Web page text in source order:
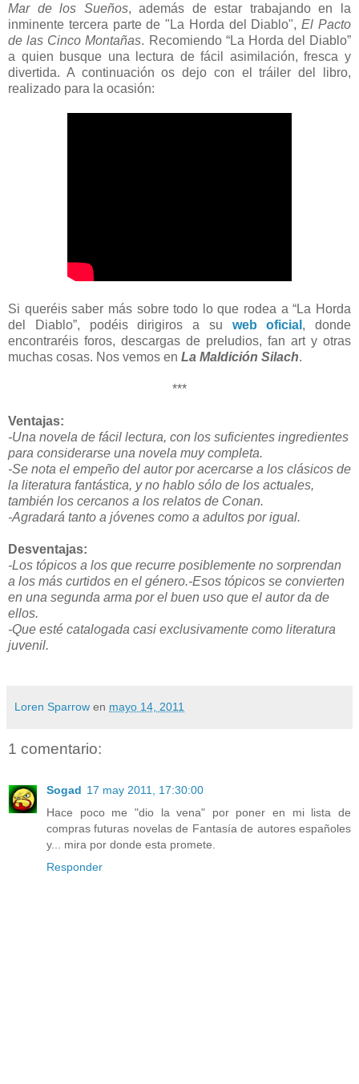
Mar de los Sueños, además de estar trabajando en la
inminente tercera parte de "La Horda del Diablo",El Pacto
de las Cinco Montañas. Recomiendo “La Horda del Diablo”
a quien busque una lectura de fácil asimilación, fresca y
divertida. A continuación os dejo con el tráiler del libro,
realizado para la ocasión:
Si queréis saber más sobre todo lo que rodea a “La Horda
del Diablo”, podéis dirigiros a su web oficial , donde
encontraréis foros, descargas de preludios, fan art y otras
muchas cosas. Nos vemos en La Maldición Silach.
***
Ventajas:
-Una novela de fácil lectura, con los suficientes ingredientes
para considerarse una novela muy completa.
-Se nota el empeño del autor por acercarse a los clásicos de
la literatura fantástica, y no hablo sólo de los actuales,
también los cercanos a los relatos de Conan.
-Agradará tanto a jóvenes como a adultos por igual.
Desventajas:
-Los tópicos a los que recurre posiblemente no sorprendan
a los más curtidos en el género.-Esos tópicos se convierten
en una segunda arma por el buen uso que el autor da de
ellos.
-Que esté catalogada casi exclusivamente como literatura
juvenil.
Loren Sparrow en mayo 14, 2011
1 comentario:
Sogad 17 may 2011, 17:30:00
Hace poco me "dio la vena" por poner en mi lista de
compras futuras novelas de Fantasía de autores españoles
y... mira por donde esta promete.
Responder